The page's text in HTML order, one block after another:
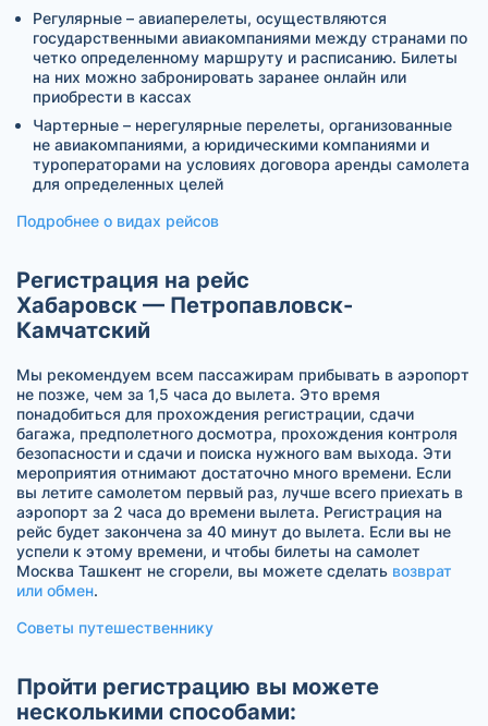
Регулярные – авиаперелеты, осуществляются
государственными авиакомпаниями между странами по
четко определенному маршруту и расписанию. Билеты
на них можно забронировать заранее онлайн или
приобрести в кассах
Чартерные – нерегулярные перелеты, организованные
не авиакомпаниями, а юридическими компаниями и
туроператорами на условиях договора аренды самолета
для определенных целей
Подробнее о видах рейсов
Регистрация на рейс
Хабаровск — Петропавловск-
Камчатский
Мы рекомендуем всем пассажирам прибывать в аэропорт
не позже, чем за 1,5 часа до вылета. Это время
понадобиться для прохождения регистрации, сдачи
багажа, предполетного досмотра, прохождения контроля
безопасности и сдачи и поиска нужного вам выхода. Эти
мероприятия отнимают достаточно много времени. Если
вы летите самолетом первый раз, лучше всего приехать в
аэропорт за 2 часа до времени вылета. Регистрация на
рейс будет закончена за 40 минут до вылета. Если вы не
успели к этому времени, и чтобы билеты на самолет
Москва Ташкент не сгорели, вы можете сделать возврат
или обмен.
Советы путешественнику
Пройти регистрацию вы можете
несколькими способами: